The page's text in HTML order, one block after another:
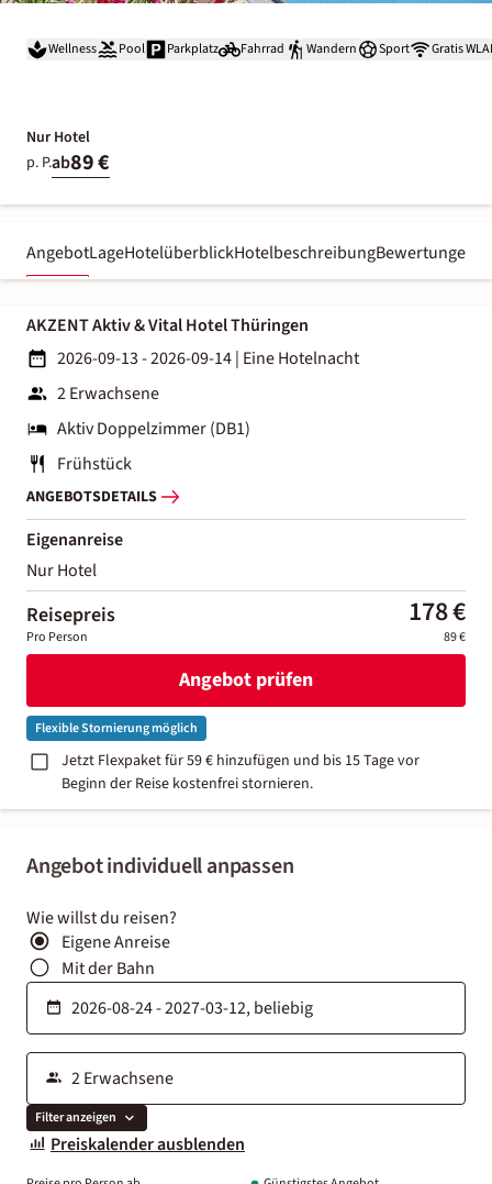
Wellness Pool Parkplatz Fahrrad Wandern Sport Gratis
Nur Hotel
p. P.ab89 €
AngebotLageHotelüberblickHotelbeschreibungBewertungen
Angebot individuell anpassen
Wie willst du reisen?
Eigene Anreise
Mit der Bahn
Filter anzeigen
Preiskalender ausblenden
AKZENT Aktiv & Vital Hotel Thüringen
2026-09-13 - 2026-09-14| Eine Hotelnacht
2 Erwachsene
Aktiv Doppelzimmer (DB1)
Frühstück
ANGEBOTSDETAILS
Eigenanreise
Nur Hotel
Reisepreis 178 €
Pro Person 89 €
Angebot prüfen
Flexible Stornierung möglich
Jetzt Flexpaket für 59 € hinzufügen und bis 15 Tage vor
Beginn der Reise kostenfrei stornieren.